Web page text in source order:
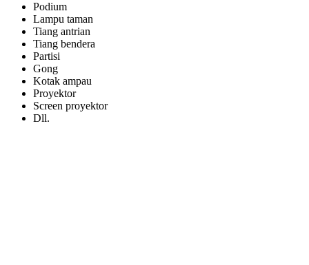
Podium
Lampu taman
Tiang antrian
Tiang bendera
Partisi
Gong
Kotak ampau
Proyektor
Screen proyektor
Dll.